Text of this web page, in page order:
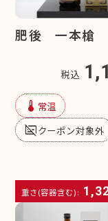
肥後 一本槍
税込
device_thermostat 常温
subtitles_offクーポン対象外
重さ(容器含む):